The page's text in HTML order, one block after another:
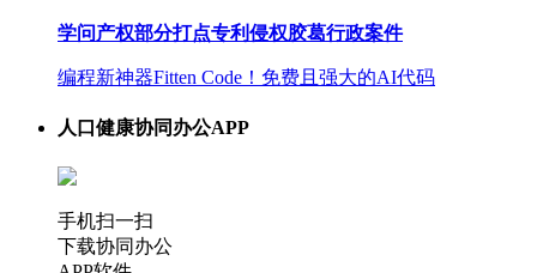
学问产权部分打点专利侵权胶葛行政案件
编程新神器Fitten Code！免费且强大的AI代码
人口健康协同办公APP
手机扫一扫
下载协同办公